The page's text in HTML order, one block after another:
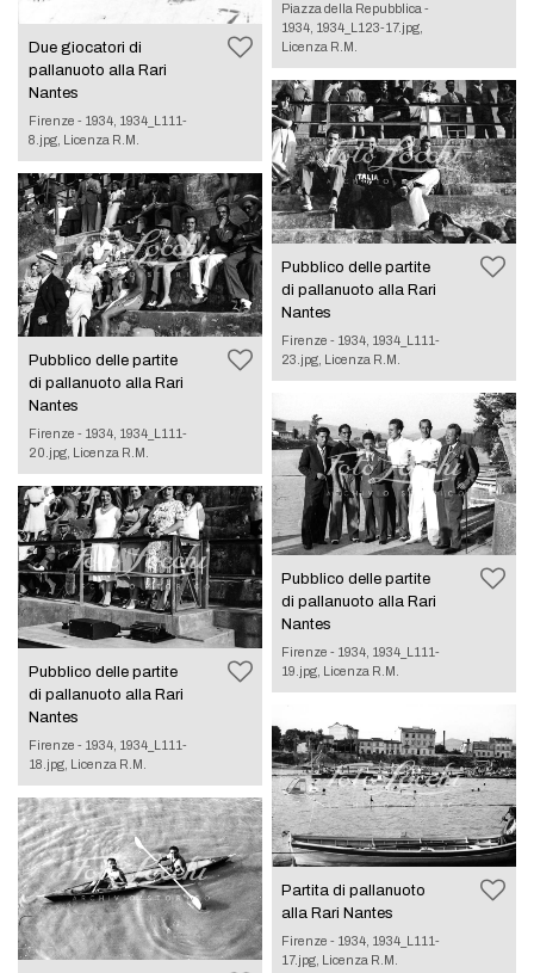
Due giocatori di
pallanuoto alla Rari
Nantes
Firenze - 1934, 1934_L111-
8.jpg, Licenza R.M.
Pubblico delle partite
di pallanuoto alla Rari
Nantes
Firenze - 1934, 1934_L111-
20.jpg, Licenza R.M.
Pubblico delle partite
di pallanuoto alla Rari
Nantes
Firenze - 1934, 1934_L111-
18.jpg, Licenza R.M.
Piazza della Repubblica -
1934, 1934_L123-17.jpg,
Licenza R.M.
Pubblico delle partite
di pallanuoto alla Rari
Nantes
Firenze - 1934, 1934_L111-
23.jpg, Licenza R.M.
Pubblico delle partite
di pallanuoto alla Rari
Nantes
Firenze - 1934, 1934_L111-
19.jpg, Licenza R.M.
Partita di pallanuoto
alla Rari Nantes
Firenze - 1934, 1934_L111-
17.jpg, Licenza R.M.